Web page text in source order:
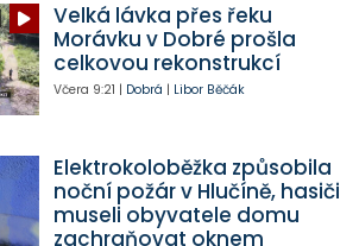
Velká lávka přes řeku
Morávku v Dobré prošla
celkovou rekonstrukcí
Včera 9:21 | Dobrá | Libor Běčák
Elektrokoloběžka způsobila
noční požár v Hlučíně, hasiči
museli obyvatele domu
zachraňovat oknem